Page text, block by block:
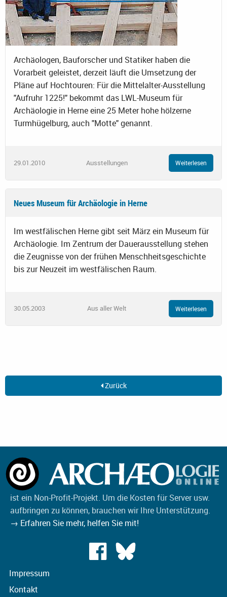
Archäologen, Bauforscher und Statiker haben die
Vorarbeit geleistet, derzeit läuft die Umsetzung der
Pläne auf Hochtouren: Für die Mittelalter-Ausstellung
"Aufruhr 1225!" bekommt das LWL-Museum für
Archäologie in Herne eine 25 Meter hohe hölzerne
Turmhügelburg, auch "Motte" genannt.
29.01.2010 Ausstellungen Weiterlesen
Neues Museum für Archäologie in Herne
Im westfälischen Herne gibt seit März ein Museum für
Archäologie. Im Zentrum der Dauerausstellung stehen
die Zeugnisse von der frühen Menschheitsgeschichte
bis zur Neuzeit im westfälischen Raum.
30.05.2003 Aus aller Welt Weiterlesen
Zurück
ist ein Non-Profit-Projekt. Um die Kosten für Server usw.
aufbringen zu können, brauchen wir Ihre Unterstützung.
→ Erfahren Sie mehr, helfen Sie mit!
Impressum
Kontakt